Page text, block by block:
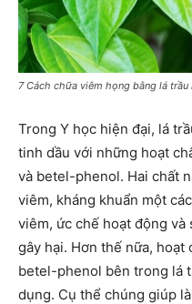
7 Cách chữa viêm họng bằng lá
Trong Y học hiện đại, lá
tinh dầu với những hoạt
và betel-phenol. Hai chất
viêm, kháng khuẩn một
viêm, ức chế hoạt động và
gây hại. Hơn thế nữa,
betel-phenol bên trong lá
dụng. Cụ thể chúng giúp